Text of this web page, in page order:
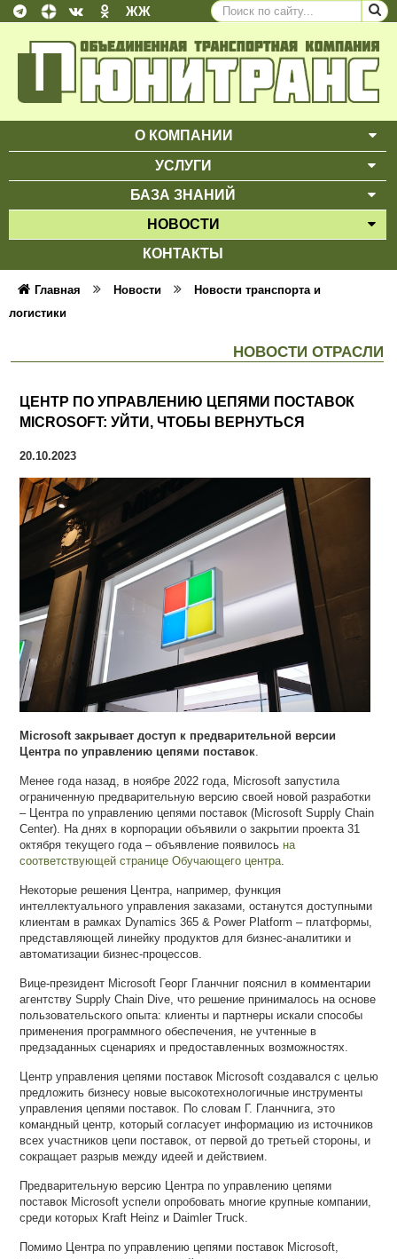
ЖЖ
О КОМПАНИИ
УСЛУГИ
БАЗА ЗНАНИЙ
НОВОСТИ
КОНТАКТЫ
Главная Новости
Новости транспорта и
логистики
НОВОСТИ ОТРАСЛИ
ЦЕНТР ПО УПРАВЛЕНИЮ ЦЕПЯМИ ПОСТАВОК
MICROSOFT: УЙТИ, ЧТОБЫ ВЕРНУТЬСЯ
20.10.2023
Microsoft закрывает доступ к предварительной версии
Центра по управлению цепями поставок
Менее года назад, в ноябре 2022 года, Microsoft запустила
ограниченную предварительную версию своей новой разработки
– Центра по управлению цепями поставок (Microsoft Supply Chain
Center). На днях в корпорации объявили о закрытии проекта 31
октября текущего года – объявление появилось на
соответствующей странице Обучающего центра
Некоторые решения Центра, например, функция
интеллектуального управления заказами, останутся доступными
клиентам в рамках Dynamics 365 & Power Platform – платформы,
представляющей линейку продуктов для бизнес-аналитики и
автоматизации бизнес-процессов.
Вице-президент Microsoft Георг Гланчниг пояснил в комментарии
агентству Supply Chain Dive, что решение принималось на основе
пользовательского опыта: клиенты и партнеры искали способы
применения программного обеспечения, не учтенные в
предзаданных сценариях и предоставленных возможностях.
Центр управления цепями поставок Microsoft создавался с целью
предложить бизнесу новые высокотехнологичные инструменты
управления цепями поставок. По словам Г. Гланчнига, это
командный центр, который согласует информацию из источников
всех участников цепи поставок, от первой до третьей стороны, и
сокращает разрыв между идеей и действием.
Предварительную версию Центра по управлению цепями
поставок Microsoft успели опробовать многие крупные компании,
среди которых Kraft Heinz и Daimler Truck.
Помимо Центра по управлению цепями поставок Microsoft,